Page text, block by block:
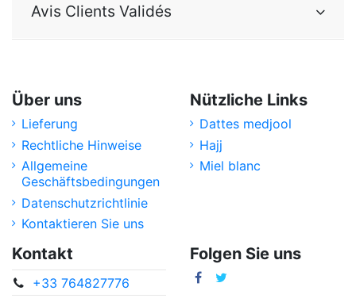
Avis Clients Validés
Über uns
Lieferung
Rechtliche Hinweise
Allgemeine
Geschäftsbedingungen
Datenschutzrichtlinie
Kontaktieren Sie uns
Nützliche Links
Dattes medjool
Hajj
Miel blanc
Kontakt
+33 764827776
Folgen Sie uns